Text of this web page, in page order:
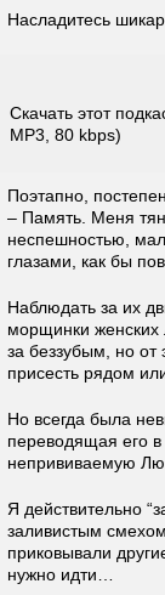
Насладитесь
Скачать этот
MP3, 80 kbps)
Поэтапно,
– Память. Меня
неспешностью,
глазами, как бы
Наблюдать за их
морщинки женских
за беззубым, но
присесть рядом
Но всегда была
переводящая его в
непрививаемую
Я действительно
заливистым
приковывали
нужно идти…